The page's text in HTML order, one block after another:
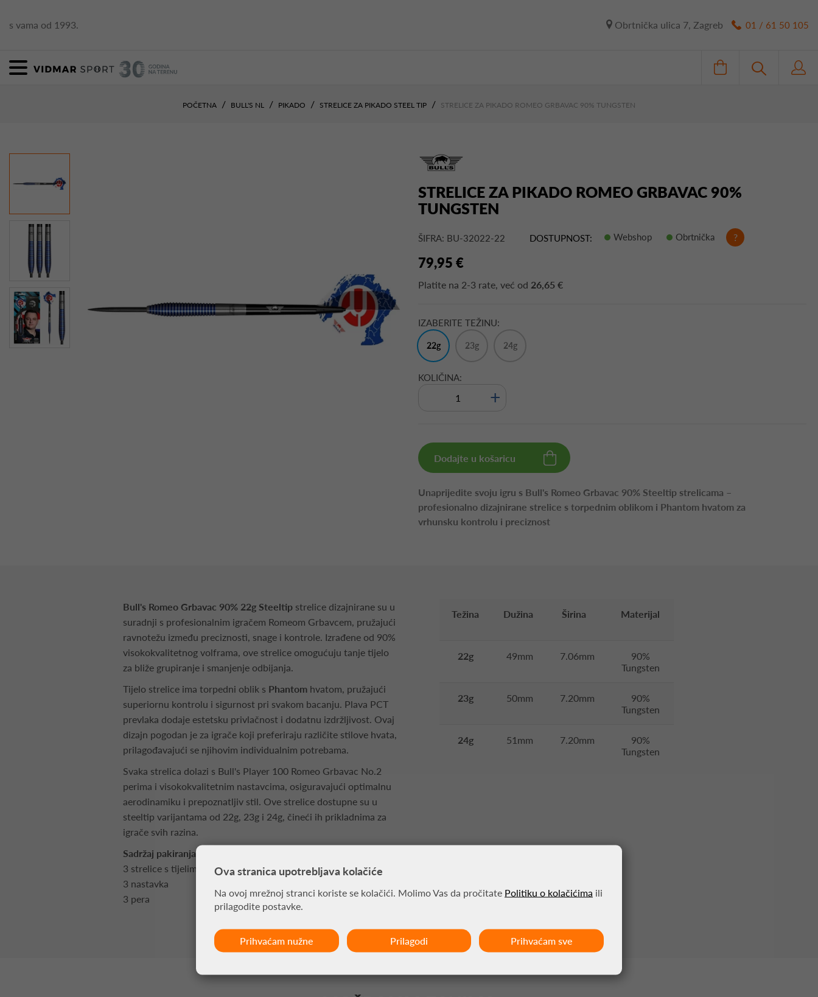
s vama od 1993. Obrtnička ulica 7, Zagreb 01 / 61 50 105
POČETNA BULL'S NL PIKADO STRELICE ZA PIKADO STEEL TIP STRELICE ZA PIKADO ROMEO GRBAVAC 90% TUNGSTEN
STRELICE ZA PIKADO ROMEO GRBAVAC 90%
TUNGSTEN
ŠIFRA: BU-32022-22 DOSTUPNOST: Webshop Obrtnička ?
79,95 €
Platite na 2-3 rate, već od 26,65 €
IZABERITE TEŽINU:
22g 23g 24g
KOLIČINA:
+
Dodajte u košaricu
Unaprijedite svoju igru s Bull's Romeo Grbavac 90% Steeltip strelicama –
profesionalno dizajnirane strelice s torpednim oblikom i Phantom hvatom za
vrhunsku kontrolu i preciznost
Bull's Romeo Grbavac 90% 22g Steeltip strelice dizajnirane su u
suradnji s profesionalnim igračem Romeom Grbavcem, pružajući
ravnotežu između preciznosti, snage i kontrole. Izrađene od 90%
visokokvalitetnog volframa, ove strelice omogućuju tanje tijelo
za bliže grupiranje i smanjenje odbijanja.
Tijelo strelice ima torpedni oblik s Phantom hvatom, pružajući
superiornu kontrolu i sigurnost pri svakom bacanju. Plava PCT
prevlaka dodaje estetsku privlačnost i dodatnu izdržljivost. Ovaj
dizajn pogodan je za igrače koji preferiraju različite stilove hvata,
prilagođavajući se njihovim individualnim potrebama.
Svaka strelica dolazi s Bull's Player 100 Romeo Grbavac No.2
perima i visokokvalitetnim nastavcima, osiguravajući optimalnu
aerodinamiku i prepoznatljiv stil. Ove strelice dostupne su u
steeltip varijantama od 22g, 23g i 24g, čineći ih prikladnima za
igrače svih razina.
Sadržaj pakiranja:
3 strelice s tijelima od 90% volframa
3 nastavka
3 pera
Težina Dužina Širina Materijal
22g 49mm 7.06mm
90%
Tungsten
23g 50mm 7.20mm
90%
Tungsten
24g 51mm 7.20mm
90%
Tungsten
Ova stranica upotrebljava kolačiće
Na ovoj mrežnoj stranci koriste se kolačići. Molimo Vas da pročitate Politiku o kolačićima ili
prilagodite postavke.
Prihvaćam nužne Prilagodi Prihvaćam sve